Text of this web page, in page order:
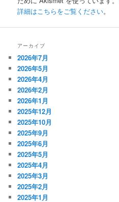
詳細はこちらをご覧ください。
アーカイブ
2026年7月
2026年5月
2026年4月
2026年2月
2026年1月
2025年12月
2025年10月
2025年9月
2025年6月
2025年5月
2025年4月
2025年3月
2025年2月
2025年1月